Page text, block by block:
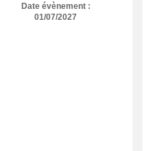
Date évènement :
01/07/2027